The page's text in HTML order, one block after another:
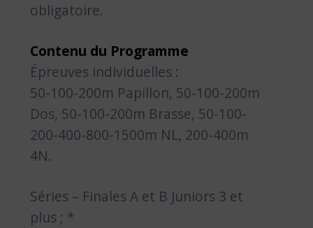
obligatoire.
Contenu du Programme
Épreuves individuelles :
50-100-200m Papillon, 50-100-200m
Dos, 50-100-200m Brasse, 50-100-
200-400-800-1500m NL, 200-400m
4N.
Séries – Finales A et B Juniors 3 et
plus ; *